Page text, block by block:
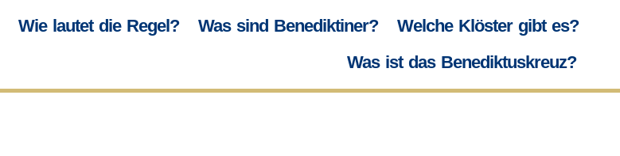
Wie lautet die Regel? Was sind Benediktiner?
Welche Klöster gibt es?
Was ist das Benediktuskreuz?